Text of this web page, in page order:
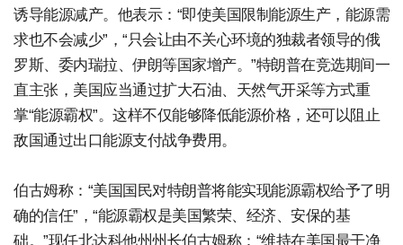
诱导能源减产。他表示：“即使美国限制能源生产，能源需
求也不会减少”，“只会让由不关心环境的独裁者领导的俄
罗斯、委内瑞拉、伊朗等国家增产。”特朗普在竞选期间一
直主张，美国应当通过扩大石油、天然气开采等方式重
掌“能源霸权”。这样不仅能够降低能源价格，还可以阻止
敌国通过出口能源支付战争费用。
伯古姆称：“美国国民对特朗普将能实现能源霸权给予了明
确的信任”，“能源霸权是美国繁荣、经济、安保的基
础。”现任北达科他州州长伯古姆称：“维持在美国最干净